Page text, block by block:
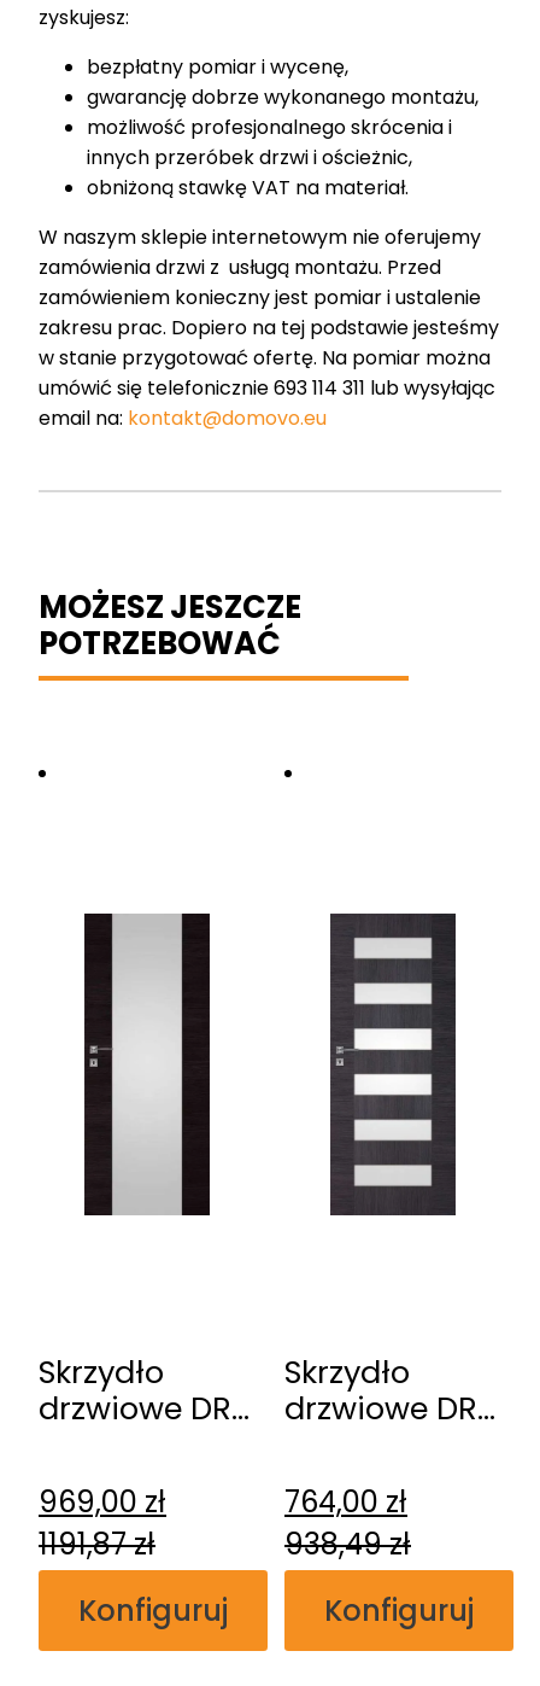
zyskujesz:
bezpłatny pomiar i wycenę,
gwarancję dobrze wykonanego montażu,
możliwość profesjonalnego skrócenia i
innych przeróbek drzwi i ościeżnic,
obniżoną stawkę VAT na materiał.
W naszym sklepie internetowym nie oferujemy
zamówienia drzwi z usługą montażu. Przed
zamówieniem konieczny jest pomiar i ustalenie
zakresu prac. Dopiero na tej podstawie jesteśmy
w stanie przygotować ofertę. Na pomiar można
umówić się telefonicznie 693 114 311 lub wysyłając
email na: kontakt@domovo.eu
MOŻESZ JESZCZE
POTRZEBOWAĆ
Skrzydło
drzwiowe DRE
969,00 zł
1191,87zł
Konfiguruj
Skrzydło
drzwiowe DRE
764,00 zł
938,49zł
Konfiguruj